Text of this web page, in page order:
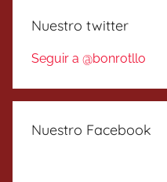
Nuestro twitter
Seguir a @bonrotllo
Nuestro Facebook